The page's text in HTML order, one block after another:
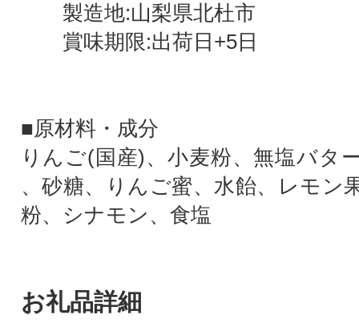
製造地:山梨県北杜市
賞味期限:出荷日+5日
■原材料・成分
りんご(国産)、小麦粉、無塩バタ
、砂糖、りんご蜜、水飴、レモン
粉、シナモン、食塩
お礼品詳細